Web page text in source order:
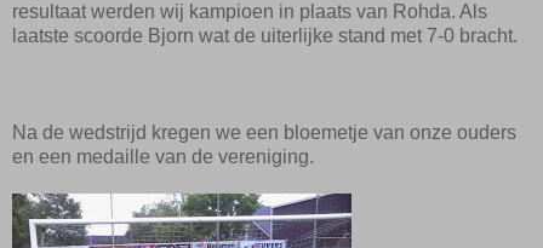
resultaat werden wij kampioen in plaats van Rohda. Als
laatste scoorde Bjorn wat de uiterlijke stand met 7-0 bracht.
Na de wedstrijd kregen we een bloemetje van onze ouders
en een medaille van de vereniging.